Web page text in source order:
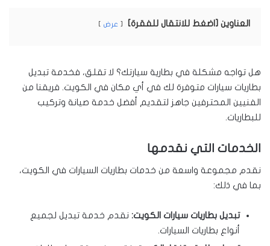
العناوين [اضغط للانتقال للفقرة] عرض
هل تواجه مشكلة في بطارية سيارتك؟ لا تقلق، فخدمة تبديل
بطاريات سيارات متوفرة لك في أي مكان في الكويت. فريقنا من
الفنيين المحترفين جاهز لتقديم أفضل خدمة صيانة وتركيب
للبطاريات.
الخدمات التي نقدمها
نقدم مجموعة واسعة من خدمات بطاريات السيارات في الكويت،
بما في ذلك:
تبديل بطاريات سيارات الكويت: نقدم خدمة تبديل لجميع
أنواع بطاريات السيارات.